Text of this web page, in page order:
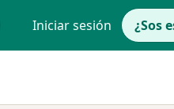
Iniciar sesión ¿Sos